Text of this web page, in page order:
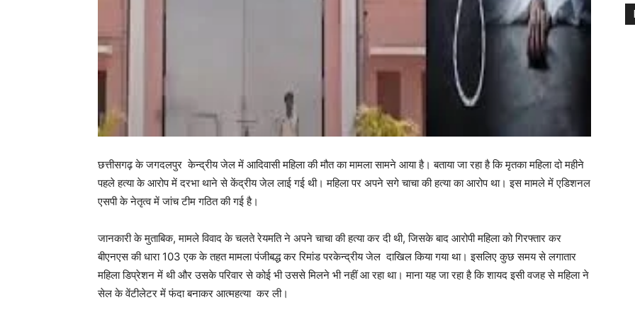
छत्तीसगढ़ के जगदलपुर केन्द्रीय जेल में आदिवासी महिला की मौत का मामला सामने आया है। बताया जा रहा है कि मृतका महिला दो महीने
पहले हत्या के आरोप में दरभा थाने से केंद्रीय जेल लाई गई थी। महिला पर अपने सगे चाचा की हत्या का आरोप था। इस मामले में एडिशनल
एसपी के नेतृत्व में जांच टीम गठित की गई है।
जानकारी के मुताबिक, मामले विवाद के चलते रेयमति ने अपने चाचा की हत्या कर दी थी, जिसके बाद आरोपी महिला को गिरफ्तार कर
बीएनएस की धारा 103 एक के तहत मामला पंजीबद्ध कर रिमांड परकेन्द्रीय जेल दाखिल किया गया था। इसलिए कुछ समय से लगातार
महिला डिप्रेशन में थी और उसके परिवार से कोई भी उससे मिलने भी नहीं आ रहा था। माना यह जा रहा है कि शायद इसी वजह से महिला ने
सेल के वेंटीलेटर में फंदा बनाकर आत्महत्या कर ली।